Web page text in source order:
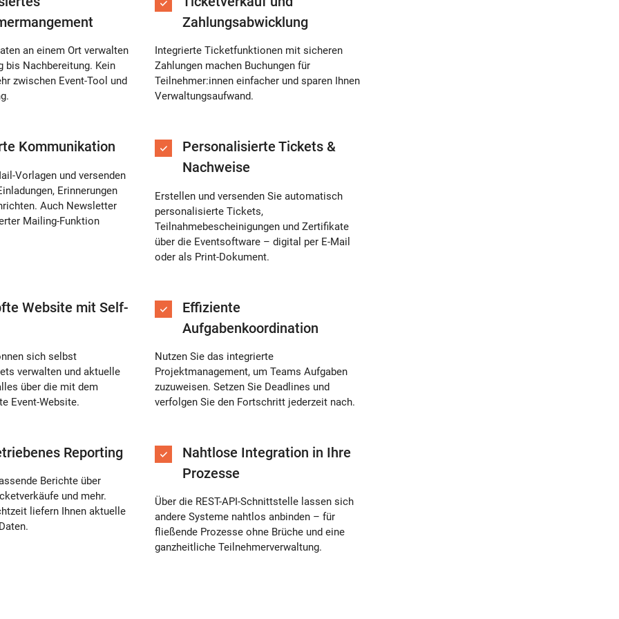
an einem Ort verwalten
bis Nachbereitung. Kein
zwischen Event-Tool und
Zahlungsabwicklung
Integrierte Ticketfunktionen mit sicheren
Zahlungen machen Buchungen für
Teilnehmer:innen einfacher und sparen Ihnen
Verwaltungsaufwand.
Kommunikation
Vorlagen und versenden
Erinnerungen
Auch Newsletter
Mailing-Funktion
Personalisierte Tickets &
Nachweise
Erstellen und versenden Sie automatisch
personalisierte Tickets,
Teilnahmebescheinigungen und Zertifikate
über die Eventsoftware – digital per E-Mail
oder als Print-Dokument.
Website mit Self-
sich selbst
verwalten und aktuelle
über die mit dem
Event-Website.
Effiziente
Aufgabenkoordination
Nutzen Sie das integrierte
Projektmanagement, um Teams Aufgaben
zuzuweisen. Setzen Sie Deadlines und
verfolgen Sie den Fortschritt jederzeit nach.
Reporting
Berichte über
und mehr.
liefern Ihnen aktuelle
Nahtlose Integration in Ihre
Prozesse
Über die REST-API-Schnittstelle lassen sich
andere Systeme nahtlos anbinden – für
fließende Prozesse ohne Brüche und eine
ganzheitliche Teilnehmerverwaltung.